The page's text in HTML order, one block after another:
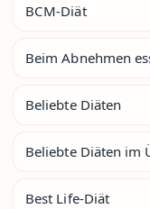
BCM-Diät
Beim Abnehmen
Beliebte Diäten
Beliebte Diäten im
Best Life-Diät